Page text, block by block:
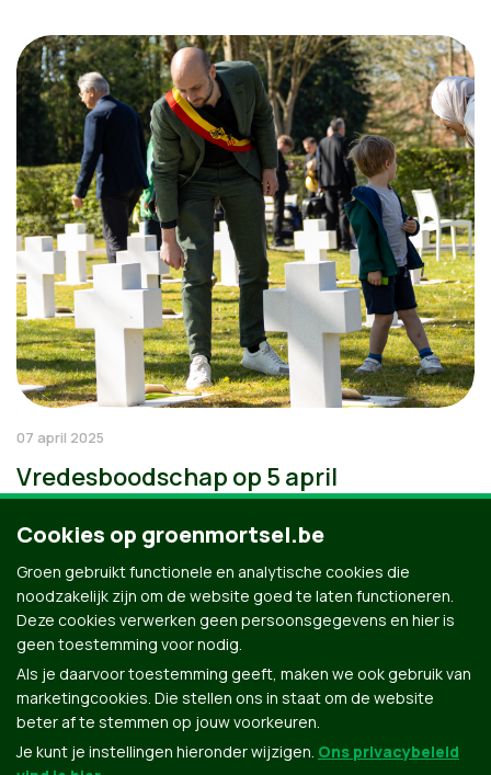
07 april 2025
Vredesboodschap op 5 april
Cookies op groenmortsel.be
Groen gebruikt functionele en analytische cookies die
noodzakelijk zijn om de website goed te laten functioneren.
Deze cookies verwerken geen persoonsgegevens en hier is
geen toestemming voor nodig.
Als je daarvoor toestemming geeft, maken we ook gebruik van
marketingcookies. Die stellen ons in staat om de website
beter af te stemmen op jouw voorkeuren.
Je kunt je instellingen hieronder wijzigen. Ons privacybeleid